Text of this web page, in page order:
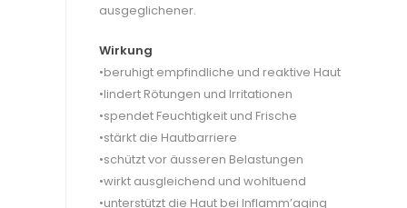
ausgeglichener.
Wirkung
•beruhigt empfindliche und reaktive Haut
•lindert Rötungen und Irritationen
•spendet Feuchtigkeit und Frische
•stärkt die Hautbarriere
•schützt vor äusseren Belastungen
•wirkt ausgleichend und wohltuend
•unterstützt die Haut bei Inflamm’aging